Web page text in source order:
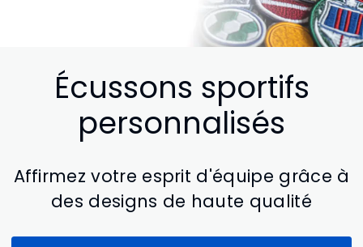
Écussons sportifs
personnalisés
Affirmez votre esprit d'équipe grâce à
des designs de haute qualité